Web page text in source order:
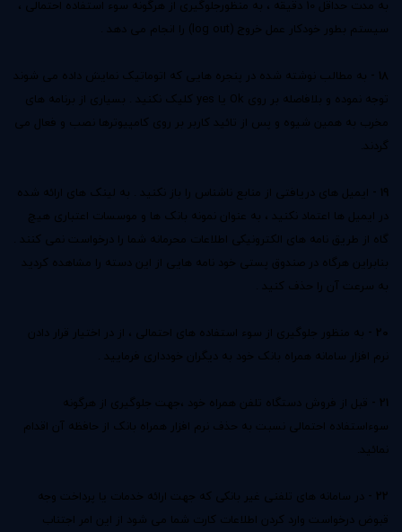
به مدت حداقل 10 دقیقه ، به منظورجلوگیری از هرگونه سوء استفاده احتمالی ،
سیستم بطور خودکار عمل خروج (log out) را انجام می دهد .
18 -
به مطالب نوشته شده در پنجره هایی که اتوماتیک نمایش داده می شوند
توجه نموده و بلافاصله بر روی Ok یا yes کلیک نکنید . بسیاری از برنامه های
مخرب به همین شیوه و پس از تائید كاربر بر روی کامپیوترها نصب و فعال می
گردند.
19 -
ایمیل های دریافتی از منابع ناشناس را باز نکنید . به لینک های ارائه شده
در ایمیل ها اعتماد نکنید ، به عنوان نمونه بانک ها و موسسات اعتباری هیچ
گاه از طریق نامه های الکترونیکی اطلاعات محرمانه شما را درخواست نمی کنند .
بنابراین هرگاه در صندوق پستی خود نامه هایی از این دسته را مشاهده کردید
به سرعت آن را حذف کنید .
20 -
به منظور جلوگیری از سوء استفاده های احتمالی ، از در اختیار قرار دادن
نرم افزار سامانه همراه بانک خود به دیگران خودداری فرمایید .
21 -
قبل از فروش دستگاه تلفن همراه خود ،جهت جلوگیری از هرگونه
سوءاستفاده احتمالی نسبت به حذف نرم افزار همراه بانک از حافظه آن اقدام
نمائید.
22 -
در سامانه های تلفنی غیر بانكی كه جهت ارائه خدمات یا پرداخت وجه
قبوض درخواست وارد كردن اطلاعات كارت شما می شود از این امر اجتناب